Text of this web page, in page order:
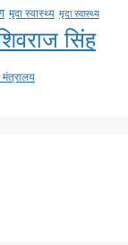
मृदा स्वास्थ्य मृदा स्वास्थ्य
सिंह
मंत्रालय